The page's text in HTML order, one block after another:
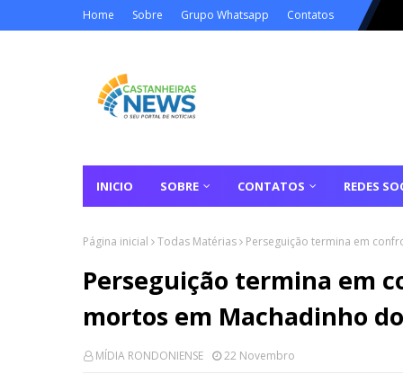
Home Sobre Grupo Whatsapp Contatos
INICIO SOBRE CONTATOS REDES
Página inicial Todas Matérias Perseguição termina em
Perseguição termina em
mortos em Machadinho
MÍDIA RONDONIENSE 22 Novembro